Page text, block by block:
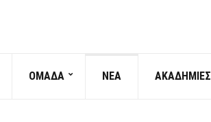
ΟΜΑΔΑ ΝΕΑ ΑΚΑΔΗΜΙΕΣ